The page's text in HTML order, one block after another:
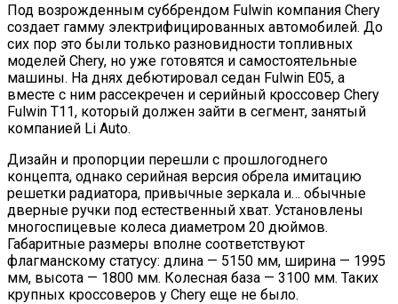
Под возрожденным суббрендом Fulwin компания Chery
создает гамму электрифицированных автомобилей. До
сих пор это были только разновидности топливных
моделей Chery, но уже готовятся и самостоятельные
машины. На днях дебютировал седан Fulwin E05, а
вместе с ним рассекречен и серийный кроссовер Chery
Fulwin T11, который должен зайти в сегмент, занятый
компанией Li Auto.
Дизайн и пропорции перешли с прошлогоднего
концепта, однако серийная версия обрела имитацию
решетки радиатора, привычные зеркала и… обычные
дверные ручки под естественный хват. Установлены
многоспицевые колеса диаметром 20 дюймов.
Габаритные размеры вполне соответствуют
флагманскому статусу: длина — 5150 мм, ширина — 1995
мм, высота — 1800 мм. Колесная база — 3100 мм. Таких
крупных кроссоверов у Chery еще не было.